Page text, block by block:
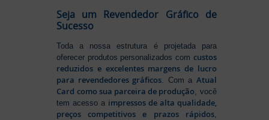
Seja um Revendedor Gráfico de
Sucesso
Toda a nossa estrutura é projetada para
oferecer produtos personalizados com custos
reduzidos e excelentes margens de lucro
para revendedores gráficos . Com a Atual
Card como sua parceira de produção , você
tem acesso a impressos de alta qualidade,
preços competitivos e prazos rápidos,